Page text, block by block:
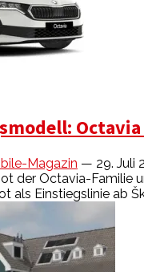
Magazin — 29. Juli
der Octavia-Familie
als Einstiegslinie ab